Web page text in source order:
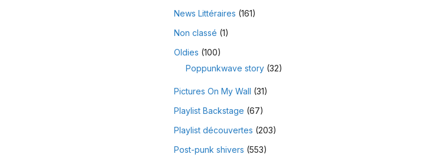
News Littéraires (161)
Non classé (1)
Oldies (100)
Poppunkwave story(32)
Pictures On My Wall (31)
Playlist Backstage (67)
Playlist découvertes (203)
Post-punk shivers (553)